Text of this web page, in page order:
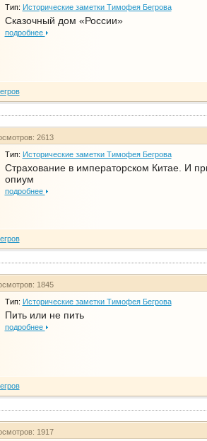
Тип: Исторические заметки Тимофея Бегрова
Сказочный дом «России»
подробнее
2613
Тип: Исторические заметки Тимофея Бегрова
Страхование в императорском Китае. И
опиум
подробнее
1845
Тип: Исторические заметки Тимофея Бегрова
Пить или не пить
подробнее
1917